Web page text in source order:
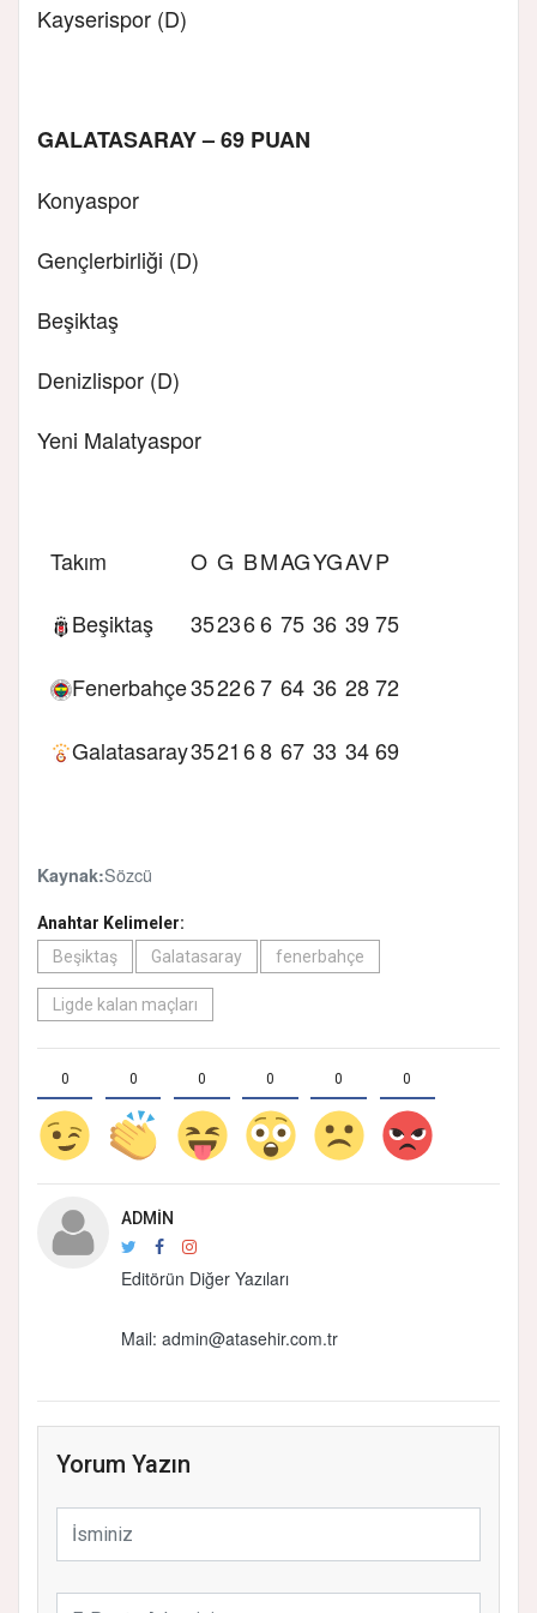
Kayserispor (D)
GALATASARAY – 69 PUAN
Konyaspor
Gençlerbirliği (D)
Beşiktaş
Denizlispor (D)
Yeni Malatyaspor
Takım O G BMAGYGAVP
Beşiktaş
352366 75 36 3975
Fenerbahçe352267 64 36 2872
Galatasaray352168 67 33 3469
Kaynak:Sözcü
Anahtar Kelimeler:
Beşiktaş
Galatasaray fenerbahçe
Ligde kalan maçları
0 0 0 0 0 0
ADMIN
Editörün Diğer Yazıları
Mail: admin@atasehir.com.tr
Yorum Yazın